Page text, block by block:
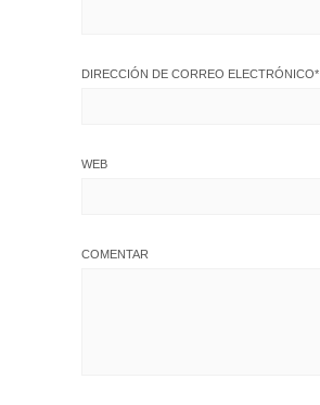
DIRECCIÓN DE CORREO ELECTRÓNICO*
WEB
COMENTAR